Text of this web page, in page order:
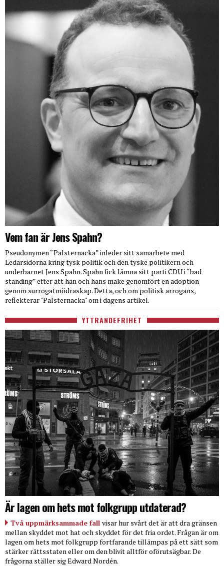
Vem fan är Jens Spahn?
Pseudonymen “Palsternacka” inleder sitt samarbete med
Ledarsidorna kring tysk politik och den tyske politikern och
underbarnet Jens Spahn. Spahn fick lämna sitt parti CDU i “bad
standing” efter att han och hans make genomfört en adoption
genom surrogatmödraskap. Detta, och om politisk arrogans,
reflekterar "Palsternacka" om i dagens artikel.
YTTRANDEFRIHET
Är lagen om hets mot folkgrupp utdaterad?
Två uppmärksammade fall visar hur svårt det är att dra gränsen
mellan skyddet mot hat och skyddet för det fria ordet. Frågan är om
lagen om hets mot folkgrupp fortfarande tillämpas på ett sätt som
stärker rättsstaten eller om den blivit alltför oförutsägbar. De
frågorna ställer sig Edward Nordén.